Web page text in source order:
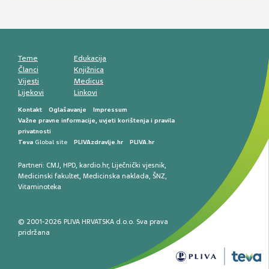
Teme
Članci
Vijesti
Lijekovi
Edukacija
Knjižnica
Medicus
Linkovi
Kontakt Oglašavanje
Impressum
Važne pravne informacije, uvjeti korištenja i pravila
privatnosti
Teva Global site PLIVAzdravlje.hr PLIVA.hr
Partneri: CMJ, HPD, kardio.hr, Liječnički vjesnik,
Medicinski fakultet, Medicinska naklada, ŠNZ,
Vitaminoteka
© 2001-2026 PLIVA HRVATSKA d.o.o. Sva prava
pridržana